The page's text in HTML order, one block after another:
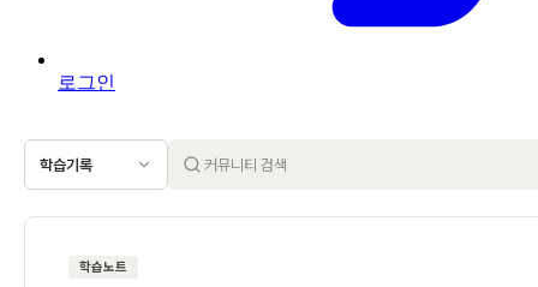
로그인
학습기록
학습노트